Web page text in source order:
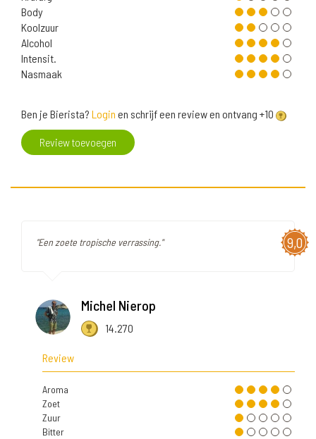
Body
Koolzuur
Alcohol
Intensit.
Nasmaak
Ben je Bierista? Login en schrijf een review en ontvang +10
Review toevoegen
9,0
"Een zoete tropische verrassing."
Michel Nierop
14.270
Review
Aroma
Zoet
Zuur
Bitter